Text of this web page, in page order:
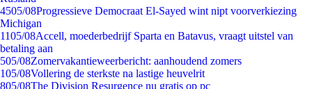
4505/08Progressieve Democraat El-Sayed wint nipt voorverkiezing
Michigan
1105/08Accell, moederbedrijf Sparta en Batavus, vraagt uitstel van
betaling aan
505/08Zomervakantieweerbericht: aanhoudend zomers
105/08Vollering de sterkste na lastige heuvelrit
805/08The Division Resurgence nu gratis op pc